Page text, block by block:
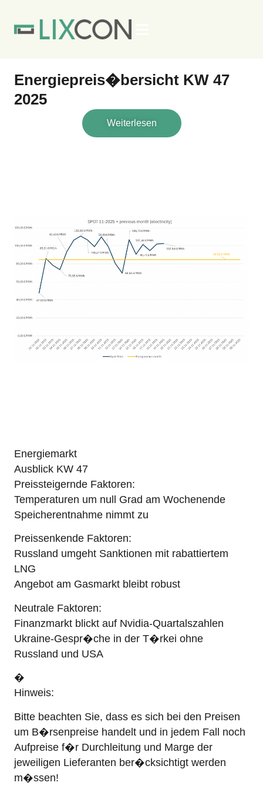
Energiepreis�bersicht KW 47
2025
Weiterlesen
Energiemarkt
Ausblick KW 47
Preissteigernde Faktoren:
Temperaturen um null Grad am Wochenende
Speicherentnahme nimmt zu
Preissenkende Faktoren:
Russland umgeht Sanktionen mit rabattiertem
LNG
Angebot am Gasmarkt bleibt robust
Neutrale Faktoren:
Finanzmarkt blickt auf Nvidia-Quartalszahlen
Ukraine-Gespr�che in der T�rkei ohne
Russland und USA
�
Hinweis:
Bitte beachten Sie, dass es sich bei den Preisen
um B�rsenpreise handelt und in jedem Fall noch
Aufpreise f�r Durchleitung und Marge der
jeweiligen Lieferanten ber�cksichtigt werden
m�ssen!